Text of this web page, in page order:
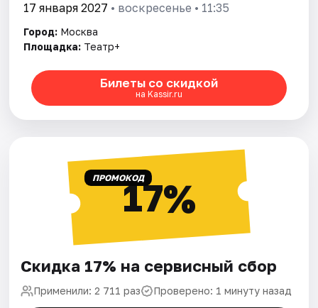
17 января 2027 • воскресенье • 11:35
Город: Москва
Площадка: Театр+
Билеты со скидкой
на Kassir.ru
ПРОМОКОД17%
Скидка 17% на сервисный сбор
Применили: 2 711 раз Проверено: 1 минуту назад